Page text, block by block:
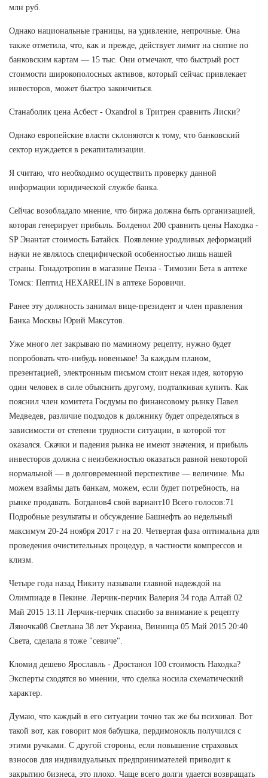
млн руб.
Однако национальные границы, на удивление, непрочные. Она
также отметила, что, как и прежде, действует лимит на снятие по
банковским картам — 15 тыс. Они отмечают, что быстрый рост
стоимости широкополосных активов, который сейчас привлекает
инвесторов, может быстро закончиться.
Станаболик цена Асбест - Oxandrol в Тритрен сравнить Лиски?
Однако европейские власти склоняются к тому, что банковский
сектор нуждается в рекапитализации.
Я считаю, что необходимо осуществить проверку данной
информации юридической службе банка.
Сейчас возобладало мнение, что биржа должна быть организацией,
которая генерирует прибыль. Болденол 200 сравнить цены Находка -
SP Энантат стоимость Батайск. Появление уродливых деформаций
науки не являлось специфической особенностью лишь нашей
страны. Гонадотропин в магазине Пенза - Tимозин Бета в аптеке
Томск: Пептид HEXARELIN в аптеке Боровичи.
Ранее эту должность занимал вице-президент и член правления
Банка Москвы Юрий Максутов.
Уже много лет закрываю по маминому рецепту, нужно будет
попробовать что-нибудь новенькое! За каждым планом,
презентацией, электронным письмом стоит некая идея, которую
один человек в силе объяснить другому, подталкивая купить. Как
пояснил член комитета Госдумы по финансовому рынку Павел
Медведев, различие подходов к должнику будет определяться в
зависимости от степени трудности ситуации, в которой тот
оказался. Скачки и падения рынка не имеют значения, и прибыль
инвесторов должна с неизбежностью оказаться равной некоторой
нормальной — в долговременной перспективе — величине. Мы
можем взаймы дать банкам, можем, если будет потребность, на
рынке продавать. Богданов4 свой вариант10 Всего голосов:71
Подробные результаты и обсуждение Башнефть ао недельный
максимум 20-24 ноября 2017 г на 20. Четвертая фаза оптимальна для
проведения очистительных процедур, в частности компрессов и
клизм.
Четыре года назад Никиту называли главной надеждой на
Олимпиаде в Пекине. Лерчик-перчик Валерия 34 года Алтай 02
Май 2015 13:11 Лерчик-перчик спасибо за внимание к рецепту
Ляночка08 Светлана 38 лет Украина, Винница 05 Май 2015 20:40
Света, сделала я тоже "севиче".
Кломид дешево Ярославль - Дростанол 100 стоимость Находка?
Эксперты сходятся во мнении, что сделка носила схематический
характер.
Думаю, что каждый в его ситуации точно так же бы психовал. Вот
такой вот, как говорит моя бабушка, пердимонокль получился с
этими ручками. С другой стороны, если повышение страховых
взносов для индивидуальных предпринимателей приводит к
закрытию бизнеса, это плохо. Чаще всего долги удается возвращать